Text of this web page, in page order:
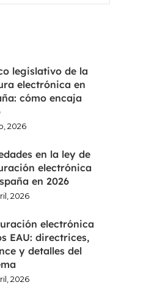
legislativo de la
electrónica en
cómo encaja
2026
en la ley de
electrónica
en 2026
2026
electrónica
EAU: directrices,
y detalles del
2026
Inicio
ES
FR
EN